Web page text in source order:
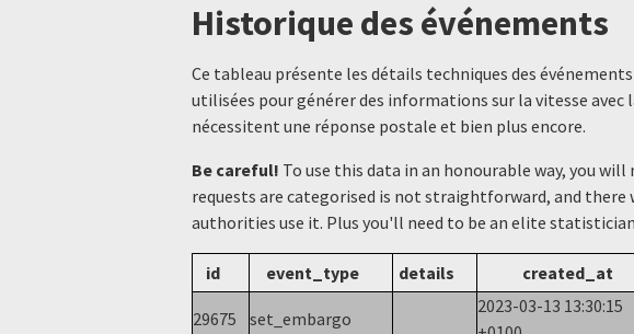
Historique des événements
Ce tableau présente les détails techniques des
utilisées pour générer des informations sur la vitesse
nécessitent une réponse postale et bien plus encore.
Be careful! To use this data in an honourable way, you
requests are categorised is not straightforward, and there
authorities use it. Plus you'll need to be an elite
id event_type details created_at
29675 set_embargo
2023-03-13 13:30:15